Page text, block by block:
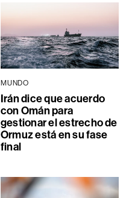
MUNDO
Irán dice que acuerdo
con Omán para
gestionar el estrecho de
Ormuz está en su fase
final